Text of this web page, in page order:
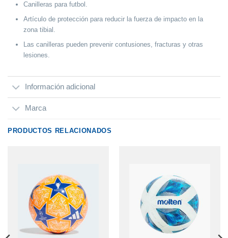
Canilleras para futbol.
Artículo de protección para reducir la fuerza de impacto en la
zona tibial.
Las canilleras pueden prevenir contusiones, fracturas y otras
lesiones.
Información adicional
Marca
PRODUCTOS RELACIONADOS